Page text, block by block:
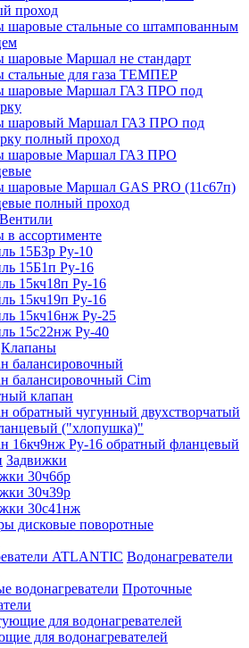
проход
шаровые стальные со штампованным
шаровые Маршал не стандарт
стальные для газа ТЕМПЕР
шаровые Маршал ГАЗ ПРО под
шаровый Маршал ГАЗ ПРО под
полный проход
шаровые Маршал ГАЗ ПРО
шаровые Маршал GAS PRO (11с67п)
полный проход
Вентили
в ассортименте
15Б3р Ру-10
15Б1п Ру-16
15кч18п Ру-16
15кч19п Ру-16
15кч16нж Ру-25
15с22нж Ру-40
Клапаны
балансировочный
балансировочный Cim
клапан
обратный чугунный двухстворчатый
("хлопушка)"
16кч9нж Ру-16 обратный фланцевый
Задвижки
30ч6бр
30ч39р
30с41нж
дисковые поворотные
Водонагреватели
Проточные
для водонагревателей